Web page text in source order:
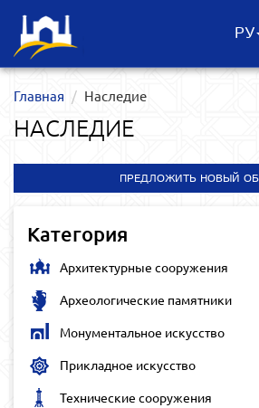
РУ
Главная Наследие
НАСЛЕДИЕ
ПРЕДЛОЖИТЬ НОВЫЙ
Категория
Архитектурные сооружения
Археологические памятники
Монументальное искусство
Прикладное искусство
Технические сооружения